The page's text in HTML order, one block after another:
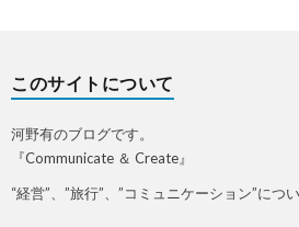
このサイトについて
河野有のブログです。
『Communicate ＆ Create』
“経営”、”旅行”、”コミュニケーション”につ